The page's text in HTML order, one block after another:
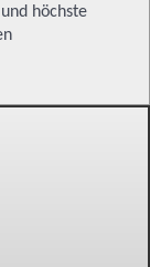
höchste